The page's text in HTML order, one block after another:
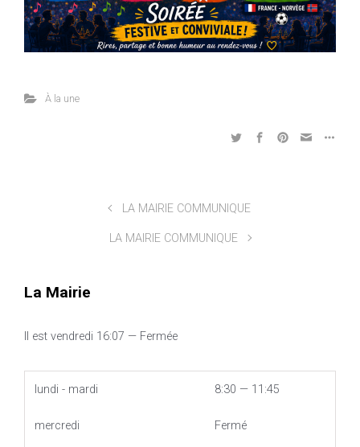
À la une
LA MAIRIE COMMUNIQUE
LA MAIRIE COMMUNIQUE
La Mairie
Il est vendredi 16:07 — Fermée
lundi - mardi 8:30 — 11:45
mercredi Fermé